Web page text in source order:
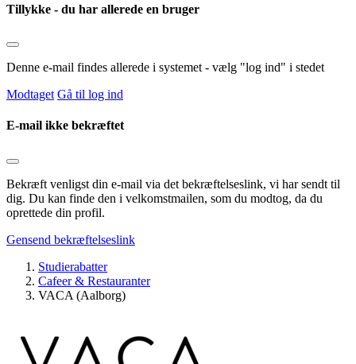
Tillykke - du har allerede en bruger
Denne e-mail findes allerede i systemet - vælg "log ind" i stedet
Modtaget Gå til log ind
E-mail ikke bekræftet
Bekræft venligst din e-mail via det bekræftelseslink, vi har sendt til
dig. Du kan finde den i velkomstmailen, som du modtog, da du
oprettede din profil.
Gensend bekræftelseslink
Studierabatter
Cafeer & Restauranter
VACA (Aalborg)